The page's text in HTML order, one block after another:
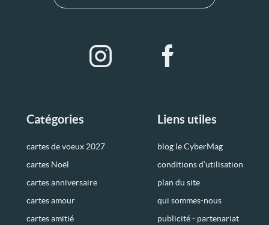
Catégories
cartes de voeux 2027
cartes Noël
cartes anniversaire
cartes amour
cartes amitié
Liens utiles
blog le CyberMag
conditions d’utilisation
plan du site
qui sommes-nous
publicité - partenariat